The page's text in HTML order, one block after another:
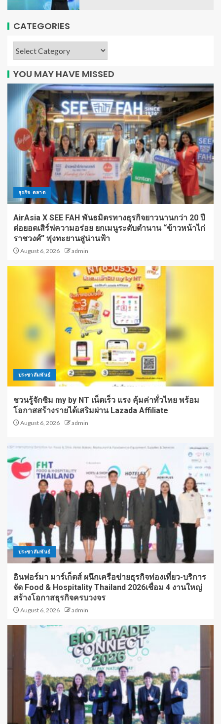
CATEGORIES
YOU MAY HAVE MISSED
ธุรกิจ-ตลาด
AirAsia X SEE FAH พันธมิตรทางธุรกิจยาวนานกว่า 20 ปี
ต่อยอดเสิร์ฟความอร่อย ยกเมนูระดับตำนาน “ข้าวหน้าไก่
ราชวงศ์” พุ่งทะยานสู่น่านฟ้า
August 6, 2026 admin
ประชาสัมพันธ์
ชวนรู้จักซิม my by NT เน็ตเร็ว แรง คุ้มค่าทั่วไทย พร้อม
โอกาสสร้างรายได้เสริมผ่าน Lazada Affiliate
August 6, 2026 admin
ประชาสัมพันธ์
อินฟอร์มา มาร์เก็ตส์ ผนึกเครือข่ายธุรกิจท่องเที่ยว-บริการ
จัด Food & Hospitality Thailand 2026เชื่อม 4 งานใหญ่
สร้างโอกาสธุรกิจครบวงจร
August 6, 2026 admin